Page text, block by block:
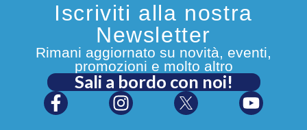
Iscriviti alla nostra
Newsletter
Rimani aggiornato su novità, eventi,
promozioni e molto altro
Sali a bordo con noi!